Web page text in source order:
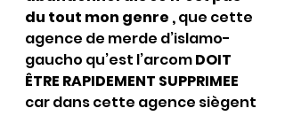
du tout mon genre , que cette
agence de merde d’islamo-
gaucho qu’est l’arcom DOIT
ÊTRE RAPIDEMENT SUPPRIMEE
car dans cette agence siègent